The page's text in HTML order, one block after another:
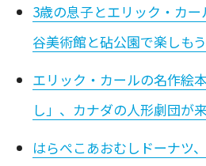
3歳の息子とエリック・カ
谷美術館と砧公園で楽しもう
エリック・カールの名作絵
し」、カナダの人形劇団が
はらぺこあおむしドーナツ